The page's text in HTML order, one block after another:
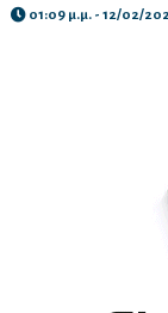
01:09 μ.μ. - 12/02/